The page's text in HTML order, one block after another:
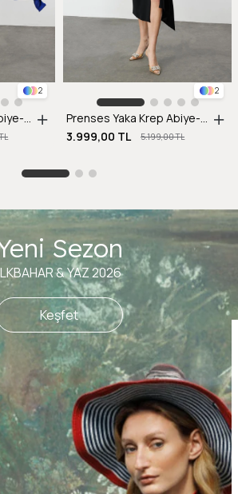
2
Prenses Yaka Krep Abiye-SAX
2
Prenses Yaka Krep Abiye-SİYAH
3.999,00 TL
5.199,00 TL
Sezon
& YAZ 2026
Keşfet